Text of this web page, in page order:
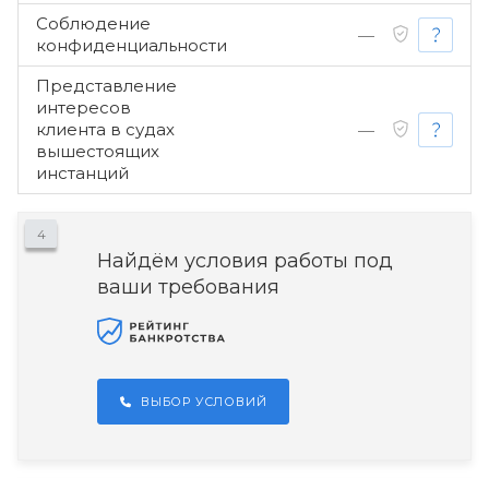
Соблюдение
конфиденциальности
—
Представление
интересов
клиента в судах
вышестоящих
инстанций
—
4
Найдём условия работы под
ваши требования
ВЫБОР УСЛОВИЙ